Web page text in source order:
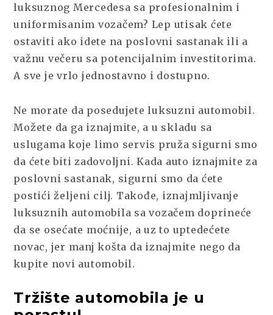
luksuznog Mercedesa sa profesionalnim i
uniformisanim vozačem? Lep utisak ćete
ostaviti ako idete na poslovni sastanak ili a
važnu večeru sa potencijalnim investitorima.
A sve je vrlo jednostavno i dostupno.
Ne morate da posedujete luksuzni automobil.
Možete da ga iznajmite, a u skladu sa
uslugama koje limo servis pruža sigurni smo
da ćete biti zadovoljni. Kada auto iznajmite za
poslovni sastanak, sigurni smo da ćete
postići željeni cilj. Takođe, iznajmljivanje
luksuznih automobila sa vozačem doprineće
da se osećate moćnije, a uz to uptedećete
novac, jer manj košta da iznajmite nego da
kupite novi automobil.
Tržište automobila je u